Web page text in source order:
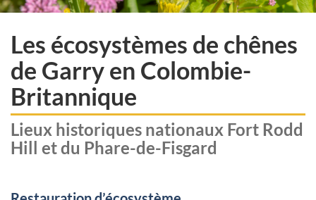
Les écosystèmes de chênes
de Garry en Colombie-
Britannique
Lieux historiques nationaux Fort Rodd
Hill et du Phare-de-Fisgard